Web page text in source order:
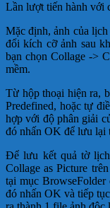
Lần lượt tiến hành với
Mặc định, ảnh của
đổi kích cỡ ảnh sau
bạn chọn Collage ->
mềm.
Từ hộp thoại hiện ra,
Predefined, hoặc tự
hợp với độ phân giải
đó nhấn OK để lưu lại
Để lưu kết quả tờ
Collage as Picture
tại mục
đó nhấn OK và tiếp